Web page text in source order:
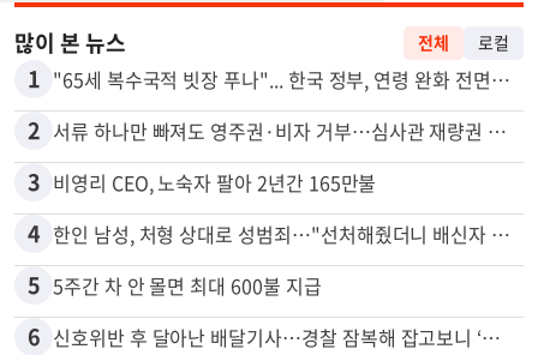
많이 본 뉴스 전체 로컬
1 "65세 복수국적 빗장 푸나"... 한국 정부, 연령 완화 전면 추진
2 서류 하나만 빠져도 영주권·비자 거부…심사관 재량권 대폭 확대
3 비영리 CEO, 노숙자 팔아 2년간 165만불
4 한인 남성, 처형 상대로 성범죄…"선처해줬더니 배신자 취급"
5 5주간 차 안 몰면 최대 600불 지급
6 신호위반 후 달아난 배달기사…경찰 잠복해 잡고보니 ‘반전’